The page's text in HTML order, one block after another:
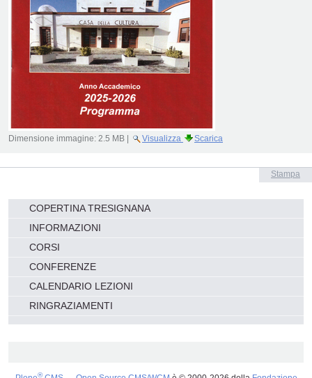
Dimensione immagine: 2.5 MB | Visualizza Scarica
Stampa
Navigazione
COPERTINA TRESIGNANA
INFORMAZIONI
CORSI
CONFERENZE
CALENDARIO LEZIONI
RINGRAZIAMENTI
®